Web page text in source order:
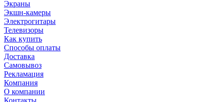
Экраны
Экшн-камеры
Электрогитары
Телевизоры
Как купить
Способы оплаты
Доставка
Самовывоз
Рекламация
Компания
О компании
Контакты